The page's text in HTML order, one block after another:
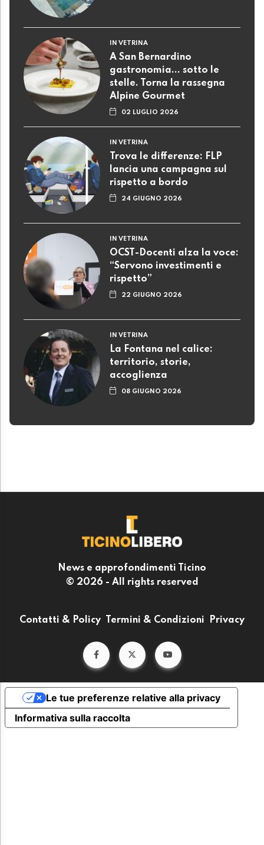
IN VETRINA
A San Bernardino
gastronomia... sotto le
stelle. Torna la rassegna
Alpine Gourmet
02 LUGLIO 2026
IN VETRINA
Trova le differenze: FLP
lancia una campagna sul
rispetto a bordo
24 GIUGNO 2026
IN VETRINA
OCST-Docenti alza la voce:
“Servono investimenti e
rispetto”
22 GIUGNO 2026
IN VETRINA
La Fontana nel calice:
territorio, storie,
accoglienza
08 GIUGNO 2026
News e approfondimenti Ticino
© 2026 - All rights reserved
Contatti & Policy Termini & Condizioni Privacy
Informativa sulla raccolta
Le tue preferenze relative alla privacy